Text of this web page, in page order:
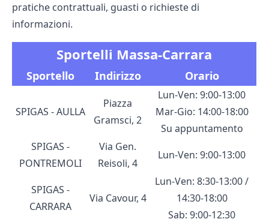
pratiche contrattuali, guasti o richieste di
informazioni.
Sportelli Massa‑Carrara
Sportello Indirizzo Orario
SPIGAS - AULLA
Piazza
Gramsci, 2
Lun-Ven: 9:00-13:00
Mar-Gio: 14:00-18:00
Su appuntamento
SPIGAS -
PONTREMOLI
Via Gen.
Reisoli, 4
Lun-Ven: 9:00-13:00
SPIGAS -
CARRARA
Via Cavour, 4
Lun-Ven: 8:30-13:00 /
14:30-18:00
Sab: 9:00-12:30